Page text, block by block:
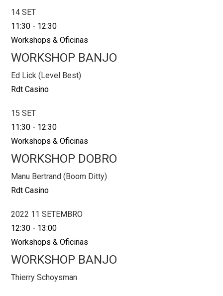
14 SET
11:30 - 12:30
Workshops & Oficinas
WORKSHOP BANJO
Ed Lick (Level Best)
Rdt Casino
15 SET
11:30 - 12:30
Workshops & Oficinas
WORKSHOP DOBRO
Manu Bertrand (Boom Ditty)
Rdt Casino
2022 11 SETEMBRO
12:30 - 13:00
Workshops & Oficinas
WORKSHOP BANJO
Thierry Schoysman